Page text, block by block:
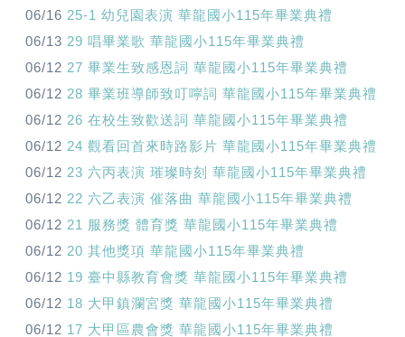
06/16 25-1 幼兒園表演 華龍國小115年畢業典禮
06/13 29 唱畢業歌 華龍國小115年畢業典禮
06/12 27 畢業生致感恩詞 華龍國小115年畢業典禮
06/12 28 畢業班導師致叮嚀詞 華龍國小115年畢業典禮
06/12 26 在校生致歡送詞 華龍國小115年畢業典禮
06/12 24 觀看回首來時路影片 華龍國小115年畢業典禮
06/12 23 六丙表演 璀璨時刻 華龍國小115年畢業典禮
06/12 22 六乙表演 催落曲 華龍國小115年畢業典禮
06/12 21 服務獎 體育獎 華龍國小115年畢業典禮
06/12 20 其他獎項 華龍國小115年畢業典禮
06/12 19 臺中縣教育會獎 華龍國小115年畢業典禮
06/12 18 大甲鎮瀾宮獎 華龍國小115年畢業典禮
06/12 17 大甲區農會獎 華龍國小115年畢業典禮